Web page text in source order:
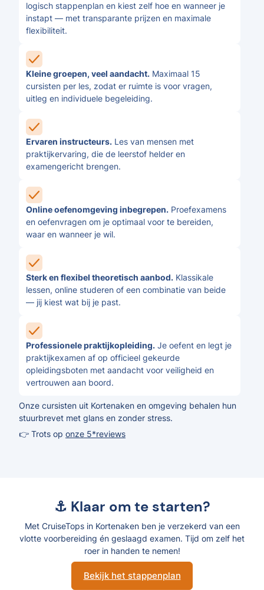
logisch stappenplan en kiest zelf hoe en wanneer je
instapt — met transparante prijzen en maximale
flexibiliteit.
Kleine groepen, veel aandacht. Maximaal 15
cursisten per les, zodat er ruimte is voor vragen,
uitleg en individuele begeleiding.
Ervaren instructeurs. Les van mensen met
praktijkervaring, die de leerstof helder en
examengericht brengen.
Online oefenomgeving inbegrepen. Proefexamens
en oefenvragen om je optimaal voor te bereiden,
waar en wanneer je wil.
Sterk en flexibel theoretisch aanbod. Klassikale
lessen, online studeren of een combinatie van beide
— jij kiest wat bij je past.
Professionele praktijkopleiding. Je oefent en legt je
praktijkexamen af op officieel gekeurde
opleidingsboten met aandacht voor veiligheid en
vertrouwen aan boord.
Onze cursisten uit Kortenaken en omgeving behalen hun
stuurbrevet met glans en zonder stress.
👉 Trots op onze 5*reviews
⚓ Klaar om te starten?
Met CruiseTops in Kortenaken ben je verzekerd van een
vlotte voorbereiding én geslaagd examen. Tijd om zelf het
roer in handen te nemen!
Bekijk het stappenplan